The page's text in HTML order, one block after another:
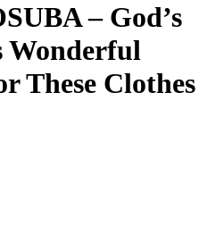
– God’s
Wonderful
These Clothes